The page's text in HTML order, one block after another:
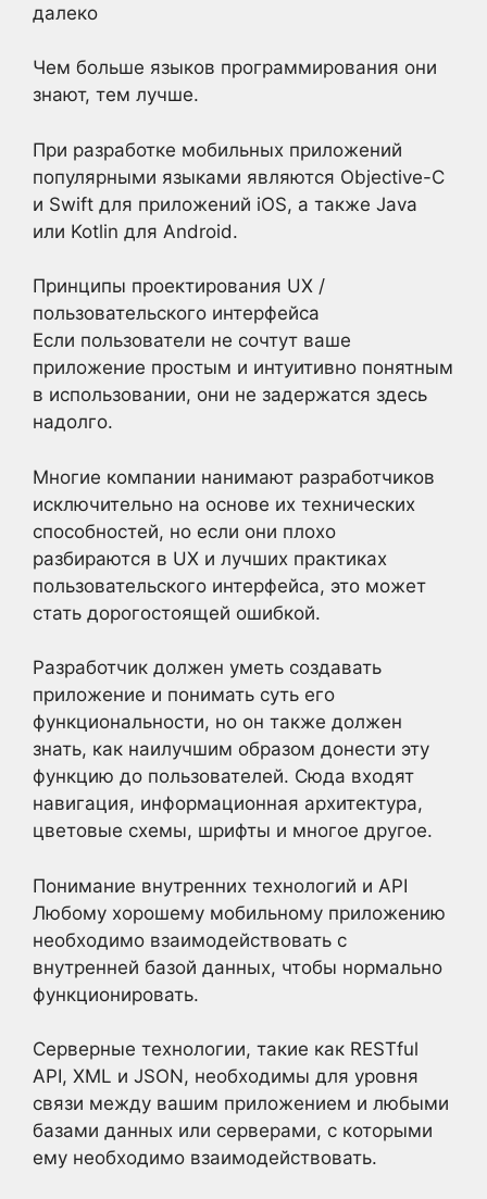
далеко
Чем больше языков программирования они
знают, тем лучше.
При разработке мобильных приложений
популярными языками являются Objective-C
и Swift для приложений iOS, а также Java
или Kotlin для Android.
Принципы проектирования UX /
пользовательского интерфейса
Если пользователи не сочтут ваше
приложение простым и интуитивно понятным
в использовании, они не задержатся здесь
надолго.
Многие компании нанимают разработчиков
исключительно на основе их технических
способностей, но если они плохо
разбираются в UX и лучших практиках
пользовательского интерфейса, это может
стать дорогостоящей ошибкой.
Разработчик должен уметь создавать
приложение и понимать суть его
функциональности, но он также должен
знать, как наилучшим образом донести эту
функцию до пользователей. Сюда входят
навигация, информационная архитектура,
цветовые схемы, шрифты и многое другое.
Понимание внутренних технологий и API
Любому хорошему мобильному приложению
необходимо взаимодействовать с
внутренней базой данных, чтобы нормально
функционировать.
Серверные технологии, такие как RESTful
API, XML и JSON, необходимы для уровня
связи между вашим приложением и любыми
базами данных или серверами, с которыми
ему необходимо взаимодействовать.